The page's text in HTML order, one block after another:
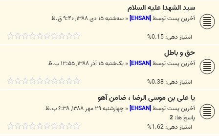
سید الشهدا علیه السلام
آخرین پست توسط[EHSAN]
« سه‌شنبه ۱۵ دی ۱۳۸۸, ۹:۴۰ ق.ظ
امتیاز دهی: 0.15%
حق و باطل
آخرین پست توسط[EHSAN]
« یک‌شنبه ۱۵ آذر ۱۳۸۸, ۱۲:۵۵ ب.ظ
امتیاز دهی: 0.38%
یا علی بن موسی الرضا ، ضامن آهو
آخرین پست توسط[EHSAN]
« چهارشنبه ۲۹ مهر ۱۳۸۸, ۶:۳۸ ب.ظ
پاسخ ها: 2
امتیاز دهی: 1.62%